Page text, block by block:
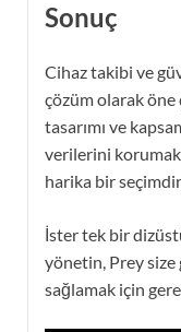
Sonuç
Cihaz takibi ve
çözüm olarak öne
tasarımı ve
verilerini
harika bir seçimdir.
İster tek bir
yönetin, Prey size
sağlamak için